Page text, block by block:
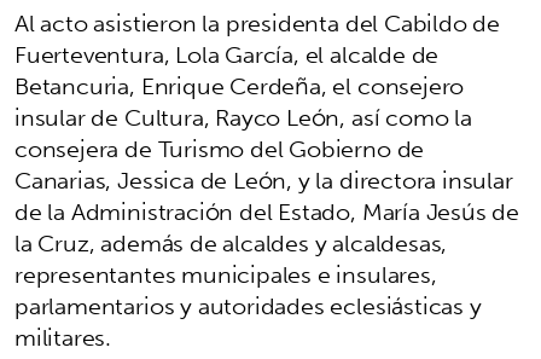
Al acto asistieron la presidenta del Cabildo de
Fuerteventura, Lola García, el alcalde de
Betancuria, Enrique Cerdeña, el consejero
insular de Cultura, Rayco León, así como la
consejera de Turismo del Gobierno de
Canarias, Jessica de León, y la directora insular
de la Administración del Estado, María Jesús de
la Cruz, además de alcaldes y alcaldesas,
representantes municipales e insulares,
parlamentarios y autoridades eclesiásticas y
militares.